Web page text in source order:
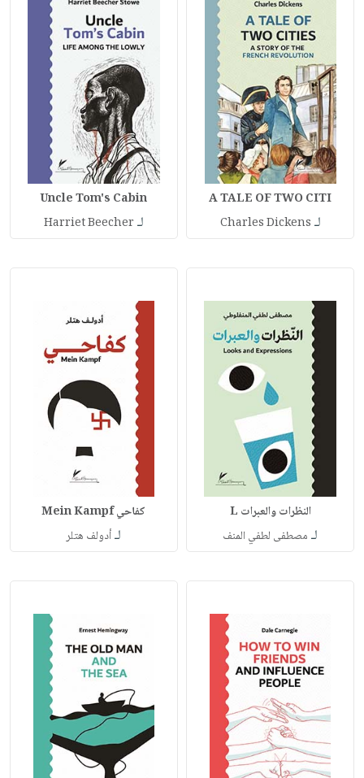
A TALE OF TWO CITI
لـ Charles Dickens
Uncle Tom's Cabin
لـ Harriet Beecher
النظرات والعبرات L
لـ مصطفى لطفي المنف
كفاحي Mein Kampf
لـأدولف هتلر